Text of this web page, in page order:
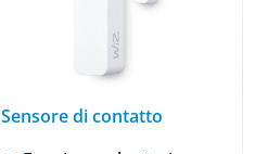
Sensore di contatto